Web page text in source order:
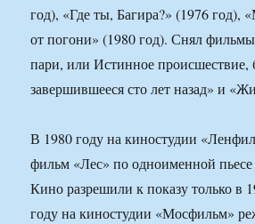
год), «Где ты, Багира?» (1976 год),
от погони» (1980 год). Снял
пари, или Истинное происшествие,
завершившееся сто лет назад» и
В 1980 году на киностудии
фильм «Лес» по одноименной пьесе
Кино разрешили к показу только в
году на киностудии «Мосфильм»